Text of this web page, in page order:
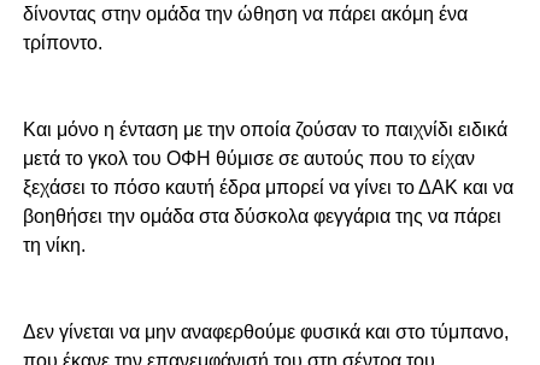
δίνοντας στην ομάδα την ώθηση να πάρει ακόμη ένα
τρίποντο.
Και μόνο η ένταση με την οποία ζούσαν το παιχνίδι ειδικά
μετά το γκολ του ΟΦΗ θύμισε σε αυτούς που το είχαν
ξεχάσει το πόσο καυτή έδρα μπορεί να γίνει το ΔΑΚ και να
βοηθήσει την ομάδα στα δύσκολα φεγγάρια της να πάρει
τη νίκη.
Δεν γίνεται να μην αναφερθούμε φυσικά και στο τύμπανο,